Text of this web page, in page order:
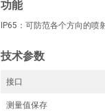
功能
IP65：可防范各个方向的喷
技术参数
接口
测量值保存